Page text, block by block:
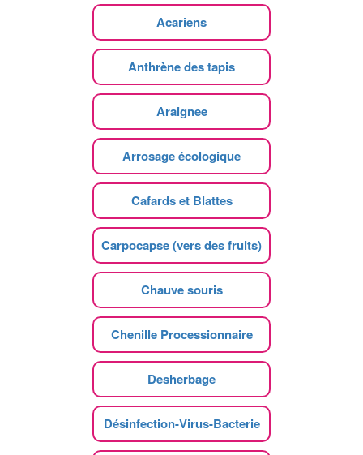
Acariens
Anthrène des tapis
Araignee
Arrosage écologique
Cafards et Blattes
Carpocapse (vers des fruits)
Chauve souris
Chenille Processionnaire
Desherbage
Désinfection-Virus-Bacterie